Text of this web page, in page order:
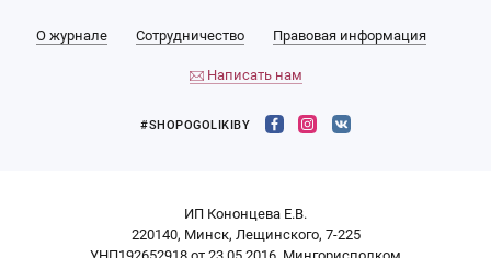
О журнале Сотрудничество Правовая информация
Написать нам
#SHOPOGOLIKIBY
ИП Кононцева Е.В.
220140, Минск, Лещинского, 7-225